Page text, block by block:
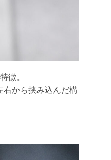
徴。
から挟み込んだ構